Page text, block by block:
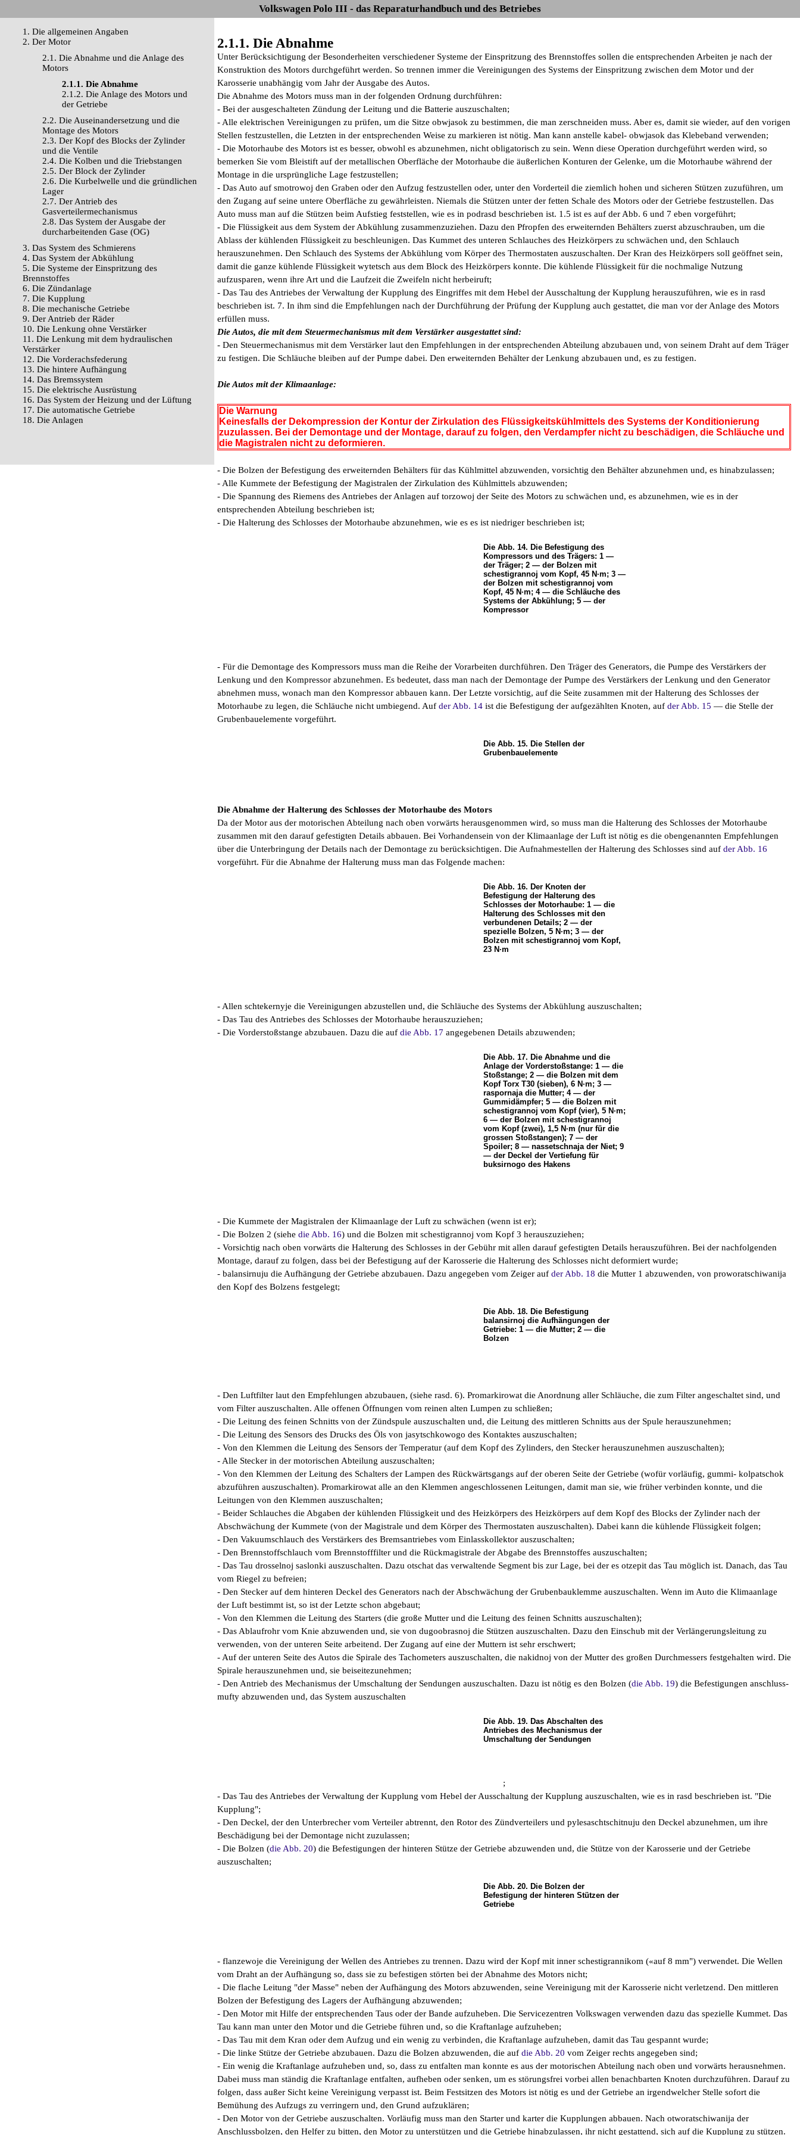
Volkswagen Polo III - das Reparaturhandbuch und des Betriebes
1. Die allgemeinen Angaben
2. Der Motor
2.1. Die Abnahme und die Anlage des
Motors
2.1.1. Die Abnahme
2.1.2. Die Anlage des Motors und
der Getriebe
2.2. Die Auseinandersetzung und die
Montage des Motors
2.3. Der Kopf des Blocks der Zylinder
und die Ventile
2.4. Die Kolben und die Triebstangen
2.5. Der Block der Zylinder
2.6. Die Kurbelwelle und die gründlichen
Lager
2.7. Der Antrieb des
Gasverteilermechanismus
2.8. Das System der Ausgabe der
durcharbeitenden Gase (OG)
3. Das System des Schmierens
4. Das System der Abkühlung
5. Die Systeme der Einspritzung des
Brennstoffes
6. Die Zündanlage
7. Die Kupplung
8. Die mechanische Getriebe
9. Der Antrieb der Räder
10. Die Lenkung ohne Verstärker
11. Die Lenkung mit dem hydraulischen
Verstärker
12. Die Vorderachsfederung
13. Die hintere Aufhängung
14. Das Bremssystem
15. Die elektrische Ausrüstung
16. Das System der Heizung und der Lüftung
17. Die automatische Getriebe
18. Die Anlagen
2.1.1. Die Abnahme
Unter Berücksichtigung der Besonderheiten verschiedener Systeme der Einspritzung des Brennstoffes sollen die entsprechenden Arbeiten je nach der
Konstruktion des Motors durchgeführt werden. So trennen immer die Vereinigungen des Systems der Einspritzung zwischen dem Motor und der
Karosserie unabhängig vom Jahr der Ausgabe des Autos.
Die Abnahme des Motors muss man in der folgenden Ordnung durchführen:
- Bei der ausgeschalteten Zündung der Leitung und die Batterie auszuschalten;
- Alle elektrischen Vereinigungen zu prüfen, um die Sitze obwjasok zu bestimmen, die man zerschneiden muss. Aber es, damit sie wieder, auf den vorigen
Stellen festzustellen, die Letzten in der entsprechenden Weise zu markieren ist nötig. Man kann anstelle kabel- obwjasok das Klebeband verwenden;
- Die Motorhaube des Motors ist es besser, obwohl es abzunehmen, nicht obligatorisch zu sein. Wenn diese Operation durchgeführt werden wird, so
bemerken Sie vom Bleistift auf der metallischen Oberfläche der Motorhaube die äußerlichen Konturen der Gelenke, um die Motorhaube während der
Montage in die ursprüngliche Lage festzustellen;
- Das Auto auf smotrowoj den Graben oder den Aufzug festzustellen oder, unter den Vorderteil die ziemlich hohen und sicheren Stützen zuzuführen, um
den Zugang auf seine untere Oberfläche zu gewährleisten. Niemals die Stützen unter der fetten Schale des Motors oder der Getriebe festzustellen. Das
Auto muss man auf die Stützen beim Aufstieg feststellen, wie es in podrasd beschrieben ist. 1.5 ist es auf der Abb. 6 und 7 eben vorgeführt;
- Die Flüssigkeit aus dem System der Abkühlung zusammenzuziehen. Dazu den Pfropfen des erweiternden Behälters zuerst abzuschrauben, um die
Ablass der kühlenden Flüssigkeit zu beschleunigen. Das Kummet des unteren Schlauches des Heizkörpers zu schwächen und, den Schlauch
herauszunehmen. Den Schlauch des Systems der Abkühlung vom Körper des Thermostaten auszuschalten. Der Kran des Heizkörpers soll geöffnet sein,
damit die ganze kühlende Flüssigkeit wytetsch aus dem Block des Heizkörpers konnte. Die kühlende Flüssigkeit für die nochmalige Nutzung
aufzusparen, wenn ihre Art und die Laufzeit die Zweifeln nicht herbeiruft;
- Das Tau des Antriebes der Verwaltung der Kupplung des Eingriffes mit dem Hebel der Ausschaltung der Kupplung herauszuführen, wie es in rasd
beschrieben ist. 7. In ihm sind die Empfehlungen nach der Durchführung der Prüfung der Kupplung auch gestattet, die man vor der Anlage des Motors
erfüllen muss.
Die Autos, die mit dem Steuermechanismus mit dem Verstärker ausgestattet sind:
- Den Steuermechanismus mit dem Verstärker laut den Empfehlungen in der entsprechenden Abteilung abzubauen und, von seinem Draht auf dem Träger
zu festigen. Die Schläuche bleiben auf der Pumpe dabei. Den erweiternden Behälter der Lenkung abzubauen und, es zu festigen.
Die Autos mit der Klimaanlage:
Die Warnung
Keinesfalls der Dekompression der Kontur der Zirkulation des Flüssigkeitskühlmittels des Systems der Konditionierung
zuzulassen. Bei der Demontage und der Montage, darauf zu folgen, den Verdampfer nicht zu beschädigen, die Schläuche und
die Magistralen nicht zu deformieren.
- Die Bolzen der Befestigung des erweiternden Behälters für das Kühlmittel abzuwenden, vorsichtig den Behälter abzunehmen und, es hinabzulassen;
- Alle Kummete der Befestigung der Magistralen der Zirkulation des Kühlmittels abzuwenden;
- Die Spannung des Riemens des Antriebes der Anlagen auf torzowoj der Seite des Motors zu schwächen und, es abzunehmen, wie es in der
entsprechenden Abteilung beschrieben ist;
- Die Halterung des Schlosses der Motorhaube abzunehmen, wie es es ist niedriger beschrieben ist;
Die Abb. 14. Die Befestigung des
Kompressors und des Trägers: 1 —
der Träger; 2 — der Bolzen mit
schestigrannoj vom Kopf, 45 N·m; 3 —
der Bolzen mit schestigrannoj vom
Kopf, 45 N·m; 4 — die Schläuche des
Systems der Abkühlung; 5 — der
Kompressor
- Für die Demontage des Kompressors muss man die Reihe der Vorarbeiten durchführen. Den Träger des Generators, die Pumpe des Verstärkers der
Lenkung und den Kompressor abzunehmen. Es bedeutet, dass man nach der Demontage der Pumpe des Verstärkers der Lenkung und den Generator
abnehmen muss, wonach man den Kompressor abbauen kann. Der Letzte vorsichtig, auf die Seite zusammen mit der Halterung des Schlosses der
Motorhaube zu legen, die Schläuche nicht umbiegend. Auf der Abb. 14 ist die Befestigung der aufgezählten Knoten, auf der Abb. 15 — die Stelle der
Grubenbauelemente vorgeführt.
Die Abb. 15. Die Stellen der
Grubenbauelemente
Die Abnahme der Halterung des Schlosses der Motorhaube des Motors
Da der Motor aus der motorischen Abteilung nach oben vorwärts herausgenommen wird, so muss man die Halterung des Schlosses der Motorhaube
zusammen mit den darauf gefestigten Details abbauen. Bei Vorhandensein von der Klimaanlage der Luft ist nötig es die obengenannten Empfehlungen
über die Unterbringung der Details nach der Demontage zu berücksichtigen. Die Aufnahmestellen der Halterung des Schlosses sind auf der Abb. 16
vorgeführt. Für die Abnahme der Halterung muss man das Folgende machen:
Die Abb. 16. Der Knoten der
Befestigung der Halterung des
Schlosses der Motorhaube: 1 — die
Halterung des Schlosses mit den
verbundenen Details; 2 — der
spezielle Bolzen, 5 N·m; 3 — der
Bolzen mit schestigrannoj vom Kopf,
23 N·m
- Allen schtekernyje die Vereinigungen abzustellen und, die Schläuche des Systems der Abkühlung auszuschalten;
- Das Tau des Antriebes des Schlosses der Motorhaube herauszuziehen;
- Die Vorderstoßstange abzubauen. Dazu die auf die Abb. 17 angegebenen Details abzuwenden;
Die Abb. 17. Die Abnahme und die
Anlage der Vorderstoßstange: 1 — die
Stoßstange; 2 — die Bolzen mit dem
Kopf Torx Т30 (sieben), 6 N·m; 3 —
raspornaja die Mutter; 4 — der
Gummidämpfer; 5 — die Bolzen mit
schestigrannoj vom Kopf (vier), 5 N·m;
6 — der Bolzen mit schestigrannoj
vom Kopf (zwei), 1,5 N·m (nur für die
grossen Stoßstangen); 7 — der
Spoiler; 8 — nassetschnaja der Niet; 9
— der Deckel der Vertiefung für
buksirnogo des Hakens
- Die Kummete der Magistralen der Klimaanlage der Luft zu schwächen (wenn ist er);
- Die Bolzen 2 (siehe die Abb. 16) und die Bolzen mit schestigrannoj vom Kopf 3 herauszuziehen;
- Vorsichtig nach oben vorwärts die Halterung des Schlosses in der Gebühr mit allen darauf gefestigten Details herauszuführen. Bei der nachfolgenden
Montage, darauf zu folgen, dass bei der Befestigung auf der Karosserie die Halterung des Schlosses nicht deformiert wurde;
- balansirnuju die Aufhängung der Getriebe abzubauen. Dazu angegeben vom Zeiger auf der Abb. 18 die Mutter 1 abzuwenden, von proworatschiwanija
den Kopf des Bolzens festgelegt;
Die Abb. 18. Die Befestigung
balansirnoj die Aufhängungen der
Getriebe: 1 — die Mutter; 2 — die
Bolzen
- Den Luftfilter laut den Empfehlungen abzubauen, (siehe rasd. 6). Promarkirowat die Anordnung aller Schläuche, die zum Filter angeschaltet sind, und
vom Filter auszuschalten. Alle offenen Öffnungen vom reinen alten Lumpen zu schließen;
- Die Leitung des feinen Schnitts von der Zündspule auszuschalten und, die Leitung des mittleren Schnitts aus der Spule herauszunehmen;
- Die Leitung des Sensors des Drucks des Öls von jasytschkowogo des Kontaktes auszuschalten;
- Von den Klemmen die Leitung des Sensors der Temperatur (auf dem Kopf des Zylinders, den Stecker herauszunehmen auszuschalten);
- Alle Stecker in der motorischen Abteilung auszuschalten;
- Von den Klemmen der Leitung des Schalters der Lampen des Rückwärtsgangs auf der oberen Seite der Getriebe (wofür vorläufig, gummi- kolpatschok
abzuführen auszuschalten). Promarkirowat alle an den Klemmen angeschlossenen Leitungen, damit man sie, wie früher verbinden konnte, und die
Leitungen von den Klemmen auszuschalten;
- Beider Schlauches die Abgaben der kühlenden Flüssigkeit und des Heizkörpers des Heizkörpers auf dem Kopf des Blocks der Zylinder nach der
Abschwächung der Kummete (von der Magistrale und dem Körper des Thermostaten auszuschalten). Dabei kann die kühlende Flüssigkeit folgen;
- Den Vakuumschlauch des Verstärkers des Bremsantriebes vom Einlasskollektor auszuschalten;
- Den Brennstoffschlauch vom Brennstofffilter und die Rückmagistrale der Abgabe des Brennstoffes auszuschalten;
- Das Tau drosselnoj saslonki auszuschalten. Dazu otschat das verwaltende Segment bis zur Lage, bei der es otzepit das Tau möglich ist. Danach, das Tau
vom Riegel zu befreien;
- Den Stecker auf dem hinteren Deckel des Generators nach der Abschwächung der Grubenbauklemme auszuschalten. Wenn im Auto die Klimaanlage
der Luft bestimmt ist, so ist der Letzte schon abgebaut;
- Von den Klemmen die Leitung des Starters (die große Mutter und die Leitung des feinen Schnitts auszuschalten);
- Das Ablaufrohr vom Knie abzuwenden und, sie von dugoobrasnoj die Stützen auszuschalten. Dazu den Einschub mit der Verlängerungsleitung zu
verwenden, von der unteren Seite arbeitend. Der Zugang auf eine der Muttern ist sehr erschwert;
- Auf der unteren Seite des Autos die Spirale des Tachometers auszuschalten, die nakidnoj von der Mutter des großen Durchmessers festgehalten wird. Die
Spirale herauszunehmen und, sie beiseitezunehmen;
- Den Antrieb des Mechanismus der Umschaltung der Sendungen auszuschalten. Dazu ist nötig es den Bolzen (die Abb. 19) die Befestigungen anschluss-
mufty abzuwenden und, das System auszuschalten
Die Abb. 19. Das Abschalten des
Antriebes des Mechanismus der
Umschaltung der Sendungen
;
- Das Tau des Antriebes der Verwaltung der Kupplung vom Hebel der Ausschaltung der Kupplung auszuschalten, wie es in rasd beschrieben ist. "Die
Kupplung";
- Den Deckel, der den Unterbrecher vom Verteiler abtrennt, den Rotor des Zündverteilers und pylesaschtschitnuju den Deckel abzunehmen, um ihre
Beschädigung bei der Demontage nicht zuzulassen;
- Die Bolzen (die Abb. 20) die Befestigungen der hinteren Stütze der Getriebe abzuwenden und, die Stütze von der Karosserie und der Getriebe
auszuschalten;
Die Abb. 20. Die Bolzen der
Befestigung der hinteren Stützen der
Getriebe
- flanzewoje die Vereinigung der Wellen des Antriebes zu trennen. Dazu wird der Kopf mit inner schestigrannikom («auf 8 mm") verwendet. Die Wellen
vom Draht an der Aufhängung so, dass sie zu befestigen störten bei der Abnahme des Motors nicht;
- Die flache Leitung "der Masse" neben der Aufhängung des Motors abzuwenden, seine Vereinigung mit der Karosserie nicht verletzend. Den mittleren
Bolzen der Befestigung des Lagers der Aufhängung abzuwenden;
- Den Motor mit Hilfe der entsprechenden Taus oder der Bande aufzuheben. Die Servicezentren Volkswagen verwenden dazu das spezielle Kummet. Das
Tau kann man unter den Motor und die Getriebe führen und, so die Kraftanlage aufzuheben;
- Das Tau mit dem Kran oder dem Aufzug und ein wenig zu verbinden, die Kraftanlage aufzuheben, damit das Tau gespannt wurde;
- Die linke Stütze der Getriebe abzubauen. Dazu die Bolzen abzuwenden, die auf die Abb. 20 vom Zeiger rechts angegeben sind;
- Ein wenig die Kraftanlage aufzuheben und, so, dass zu entfalten man konnte es aus der motorischen Abteilung nach oben und vorwärts herausnehmen.
Dabei muss man ständig die Kraftanlage entfalten, aufheben oder senken, um es störungsfrei vorbei allen benachbarten Knoten durchzuführen. Darauf zu
folgen, dass außer Sicht keine Vereinigung verpasst ist. Beim Festsitzen des Motors ist nötig es und der Getriebe an irgendwelcher Stelle sofort die
Bemühung des Aufzugs zu verringern und, den Grund aufzuklären;
- Den Motor von der Getriebe auszuschalten. Vorläufig muss man den Starter und karter die Kupplungen abbauen. Nach otworatschiwanija der
Anschlussbolzen, den Helfer zu bitten, den Motor zu unterstützen und die Getriebe hinabzulassen, ihr nicht gestattend, sich auf die Kupplung zu stützen.